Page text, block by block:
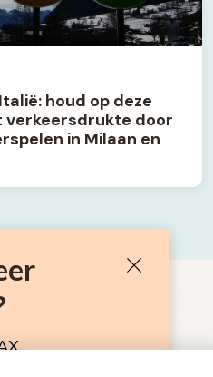
houd op deze
verkeersdrukte door
in Milaan en
MEER
TIPS?